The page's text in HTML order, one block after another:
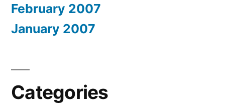
February 2007
January 2007
Categories